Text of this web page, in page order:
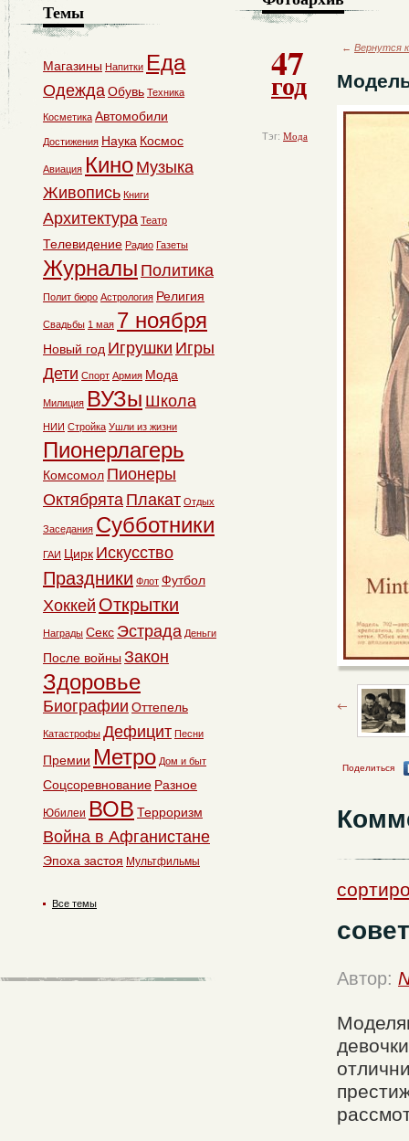
47
год
Тэг: Мода
← Вернутся
Поделиться
Автор:
Темы
Магазины Напитки Еда
ОдеждаОбувь Техника
Косметика Автомобили
Достижения Наука Космос
Авиация Кино Музыка
Живопись Книги
Архитектура Театр
Телевидение Радио Газеты
Журналы Политика
Полит бюро Астрология Религия
Свадьбы 1 мая 7 ноября
Новый год Игрушки Игры
Дети Спорт Армия Мода
Милиция ВУЗы Школа
НИИ Стройка Ушли из жизни
Пионерлагерь
Комсомол Пионеры
Октябрята Плакат Отдых
Заседания Субботники
ГАИ Цирк Искусство
Праздники Флот Футбол
Хоккей Открытки
Награды Секс Эстрада Деньги
После войны Закон
Здоровье
Биографии Оттепель
Катастрофы Дефицит Песни
Премии Метро Дом и быт
Соцсоревнование Разное
Юбилеи ВОВ Терроризм
Война в Афганистане
Эпоха застоя Мультфильмы
Все темы